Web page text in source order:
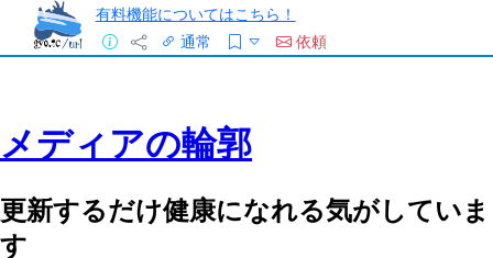
有料機能についてはこちら！
通常
依頼